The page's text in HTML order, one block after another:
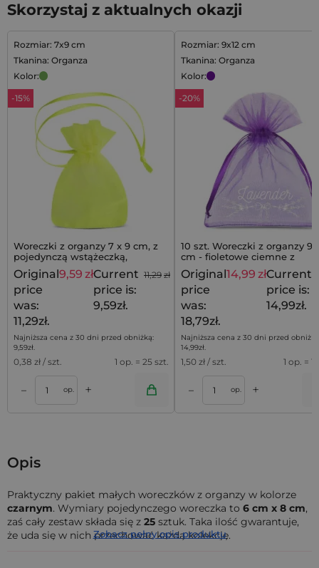
Skorzystaj z aktualnych okazji
Rozmiar: 7x9 cm
Tkanina: Organza
Kolor:
-15%
Woreczki z organzy 7 x 9 cm, z
pojedynczą wstążeczką,
zaciągane na jedną stronę, 25
szt
11,29 zł
Original
price
was:
11,29zł.
9,59 złCurrent
price is:
9,59zł.
Najniższa cena z 30 dni przed obniżką:
9,59zł.
0,38 zł / szt. 1 op. = 25 szt.
– op. +
Rozmiar: 9x12 cm
Tkanina: Organza
Kolor:
-20%
10 szt. Woreczki z organzy 9
cm - fioletowe ciemne z
nadrukiem (lawenda) / 2
Original
price
was:
18,79zł.
14,99 złCurrent
price is:
14,99zł.
Najniższa cena z 30 dni przed
14,99zł.
1,50 zł / szt. 1 op. =
– op. +
Dodaj do koszyka
Opis
Praktyczny pakiet małych woreczków z organzy w kolorze
czarnym. Wymiary pojedynczego woreczka to 6 cm x 8 cm,
zaś cały zestaw składa się z 25 sztuk. Taka ilość gwarantuje,
że uda się w nich przechować każdą kolekcję.
Zobacz pełny opis produktu